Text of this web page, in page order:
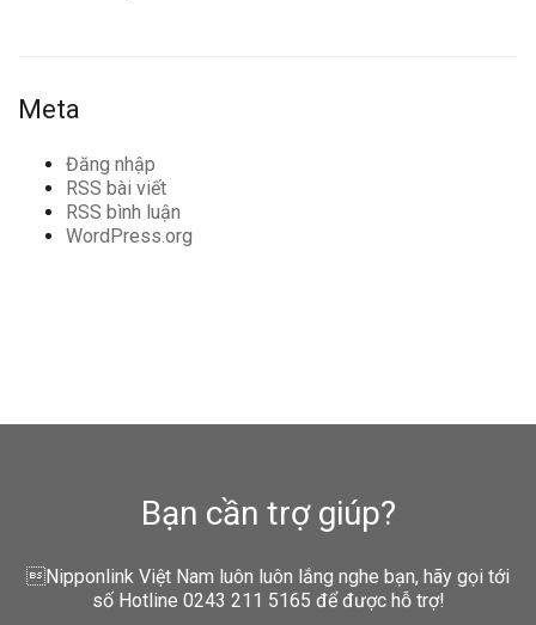
Meta
Đăng nhập
RSS bài viết
RSS bình luận
WordPress.org
Bạn cần trợ giúp?
Nipponlink Việt Nam luôn luôn lắng nghe bạn, hãy gọi tới
số Hotline 0243 211 5165 để được hỗ trợ!